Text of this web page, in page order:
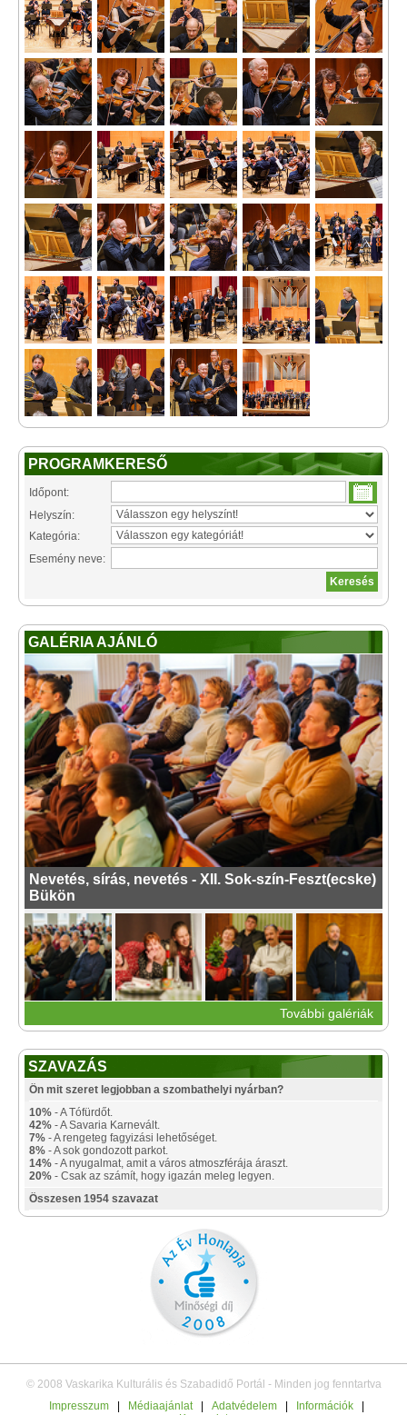
PROGRAMKERESŐ
Időpont:
Helyszín:
Kategória:
Esemény neve:
GALÉRIA AJÁNLÓ
Nevetés, sírás, nevetés - XII. Sok-szín-Feszt(ecske)
Bükön
További galériák
SZAVAZÁS
Ön mit szeret legjobban a szombathelyi nyárban?
10% - A Tófürdőt.
42% - A Savaria Karnevált.
7% - A rengeteg fagyizási lehetőséget.
8% - A sok gondozott parkot.
14% - A nyugalmat, amit a város atmoszférája áraszt.
20% - Csak az számít, hogy igazán meleg legyen.
Összesen 1954 szavazat
© 2008 Vaskarika Kulturális és Szabadidő Portál - Minden jog fenntartva
Impresszum
Médiaajánlat Adatvédelem Információk